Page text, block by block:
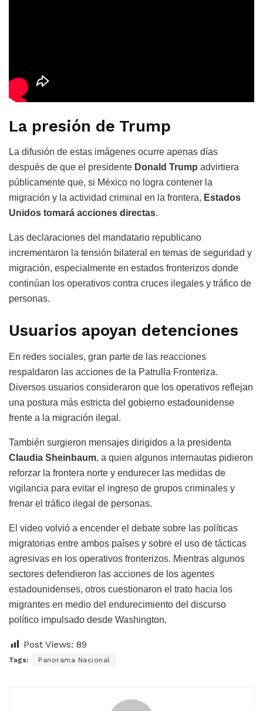
La presión de Trump
La difusión de estas imágenes ocurre apenas días
después de que el presidente Donald Trump advirtiera
públicamente que, si México no logra contener la
migración y la actividad criminal en la frontera, Estados
Unidos tomará acciones directas.
Las declaraciones del mandatario republicano
incrementaron la tensión bilateral en temas de seguridad y
migración, especialmente en estados fronterizos donde
continúan los operativos contra cruces ilegales y tráfico de
personas.
Usuarios apoyan detenciones
En redes sociales, gran parte de las reacciones
respaldaron las acciones de la Patrulla Fronteriza.
Diversos usuarios consideraron que los operativos reflejan
una postura más estricta del gobierno estadounidense
frente a la migración ilegal.
También surgieron mensajes dirigidos a la presidenta
Claudia Sheinbaum, a quien algunos internautas pidieron
reforzar la frontera norte y endurecer las medidas de
vigilancia para evitar el ingreso de grupos criminales y
frenar el tráfico ilegal de personas.
El video volvió a encender el debate sobre las políticas
migratorias entre ambos países y sobre el uso de tácticas
agresivas en los operativos fronterizos. Mientras algunos
sectores defendieron las acciones de los agentes
estadounidenses, otros cuestionaron el trato hacia los
migrantes en medio del endurecimiento del discurso
político impulsado desde Washington.
Post Views: 89
Tags: Panorama Nacional